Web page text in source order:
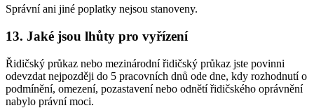
Správní ani jiné poplatky nejsou stanoveny.
13. Jaké jsou lhůty pro vyřízení
Řidičský průkaz nebo mezinárodní řidičský průkaz jste povinni
odevzdat nejpozději do 5 pracovních dnů ode dne, kdy rozhodnutí o
podmínění, omezení, pozastavení nebo odnětí řidičského oprávnění
nabylo právní moci.